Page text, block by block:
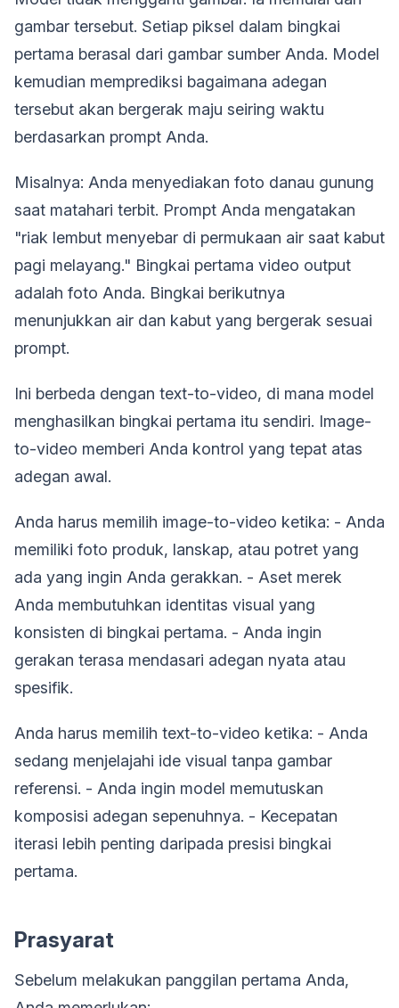
gambar tersebut. Setiap piksel dalam bingkai
pertama berasal dari gambar sumber Anda. Model
kemudian memprediksi bagaimana adegan
tersebut akan bergerak maju seiring waktu
berdasarkan prompt Anda.
Misalnya: Anda menyediakan foto danau gunung
saat matahari terbit. Prompt Anda mengatakan
"riak lembut menyebar di permukaan air saat kabut
pagi melayang." Bingkai pertama video output
adalah foto Anda. Bingkai berikutnya
menunjukkan air dan kabut yang bergerak sesuai
prompt.
Ini berbeda dengan text-to-video, di mana model
menghasilkan bingkai pertama itu sendiri. Image-
to-video memberi Anda kontrol yang tepat atas
adegan awal.
Anda harus memilih image-to-video ketika: - Anda
memiliki foto produk, lanskap, atau potret yang
ada yang ingin Anda gerakkan. - Aset merek
Anda membutuhkan identitas visual yang
konsisten di bingkai pertama. - Anda ingin
gerakan terasa mendasari adegan nyata atau
spesifik.
Anda harus memilih text-to-video ketika: - Anda
sedang menjelajahi ide visual tanpa gambar
referensi. - Anda ingin model memutuskan
komposisi adegan sepenuhnya. - Kecepatan
iterasi lebih penting daripada presisi bingkai
pertama.
Prasyarat
Sebelum melakukan panggilan pertama Anda,